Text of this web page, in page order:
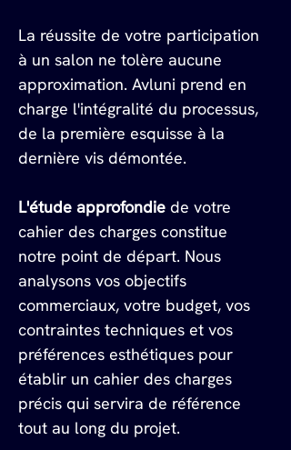
La réussite de votre participation
à un salon ne tolère aucune
approximation. Avluni prend en
charge l'intégralité du processus,
de la première esquisse à la
dernière vis démontée.
L'étude approfondie de votre
cahier des charges constitue
notre point de départ. Nous
analysons vos objectifs
commerciaux, votre budget, vos
contraintes techniques et vos
préférences esthétiques pour
établir un cahier des charges
précis qui servira de référence
tout au long du projet.